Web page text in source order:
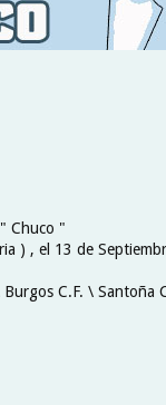
Chuco "
) , el 13 de
C.F. \ Santoña